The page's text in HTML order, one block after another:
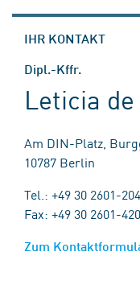
IHR KONTAKT
Dipl.-Kffr.
Leticia
Am DIN-Platz,
10787 Berlin
Tel.: +49 30 2601-
Fax: +49 30 2601-
Zum